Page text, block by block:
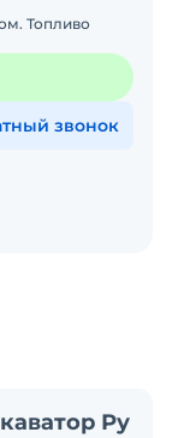
Топливо
без ош
звонок
Ру